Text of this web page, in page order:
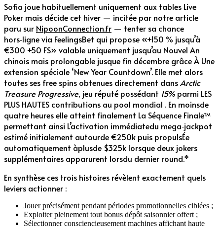
Sofia joue habituellement uniquement aux tables Live
Poker mais décide cet hiver — incitée par notre article
paru sur NipoonConnection.fr — tenter sa chance
hors‑ligne via FeelingsBet qui propose «+150 % jusqu’à
€300 +50 FS» valable uniquement jusqu’au Nouvel An
chinois mais prolongable jusque fin décembre grâce À Une
extension spéciale ‘New Year Countdown’. Elle met alors
toutes ses free spins obtenues directement dansArctic
Treasure Progressive, jeu réputé possédant 15% parmi LES
PLUS HAUTES contributions au pool mondial . En moinsde
quatre heures elle atteint finalement La Séquence Finale™
permettant ainsi L’activation immédiatedu mega‐jackpot
estimé initialement autourde €250k puis propulsÉe
automatiquement àplusde $325k lorsque deux jokers
supplémentaires apparurent lorsdu dernier round.*
En synthèse ces trois histoires révèlent exactement quels
leviers actionner :
Jouer précisément pendant périodes promotionnelles ciblées ;
Exploiter pleinement tout bonus dépôt saisonnier offert ;
Sélectionner consciencieusement machines affichant haute